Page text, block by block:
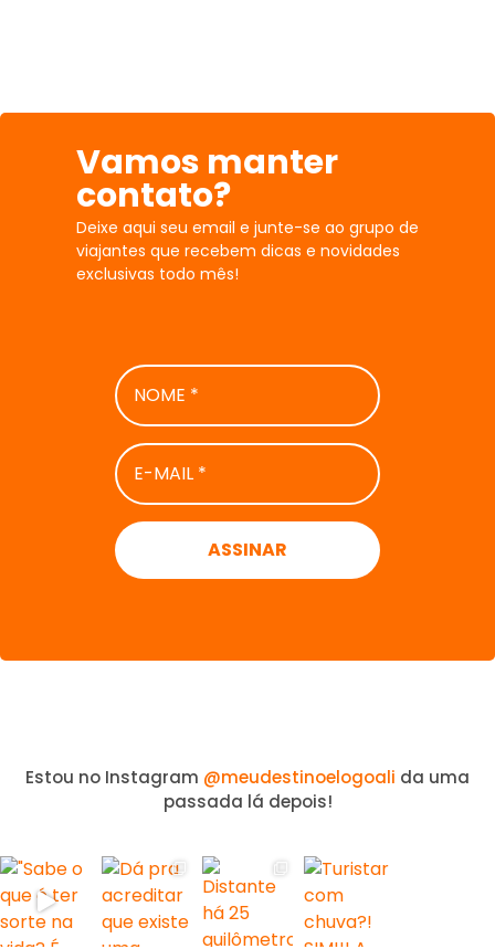
Vamos manter
contato?
Deixe aqui seu email e junte-se ao grupo de
viajantes que recebem dicas e novidades
exclusivas todo mês!
NOME
*
E-
MAIL
*
Estou no Instagram @meudestinoelogoali da uma
passada lá depois!